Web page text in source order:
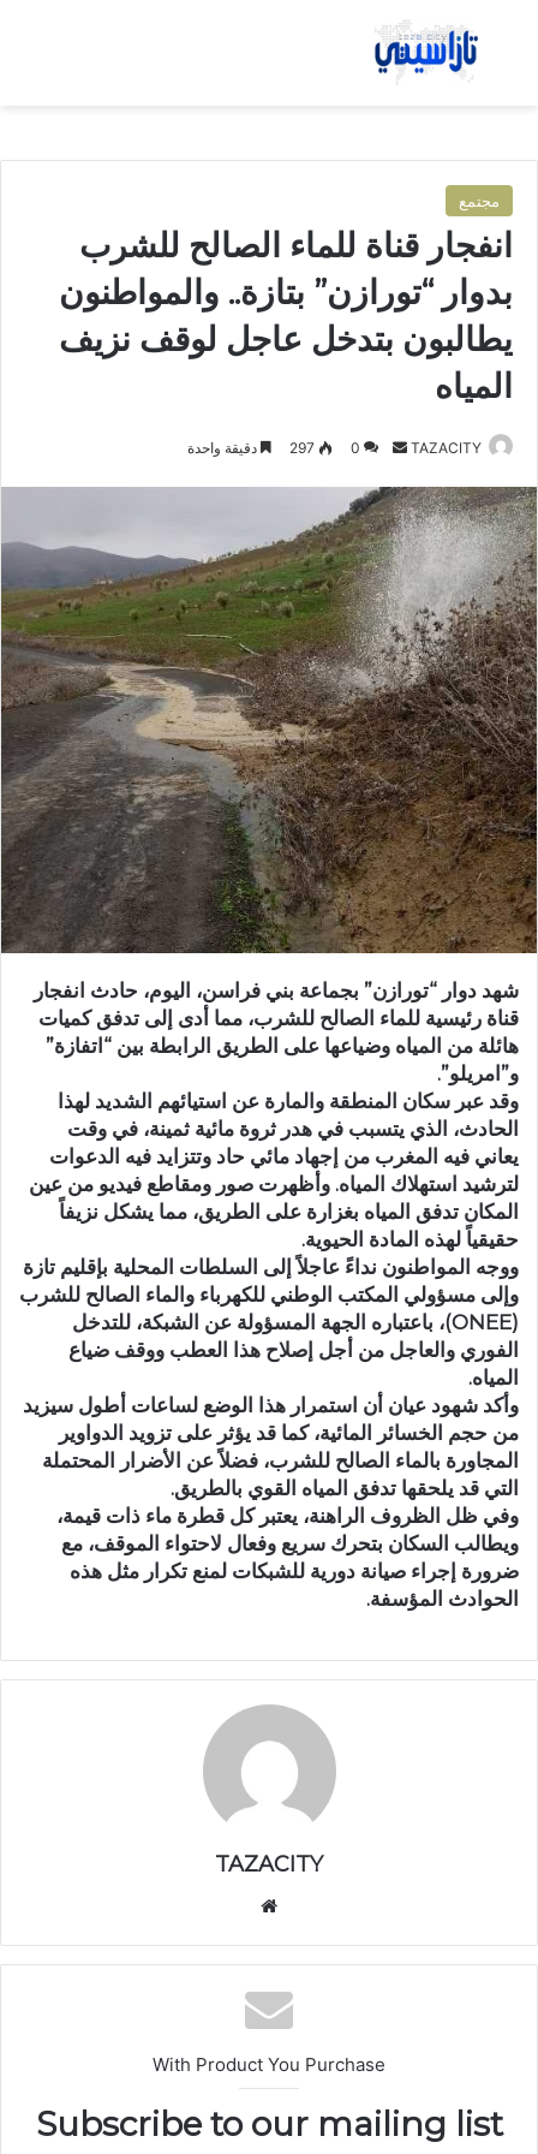
بحث عن
مجتمع
انفجار قناة للماء الصالح للشرب
بدوار “تورازن” بتازة.. والمواطنون
يطالبون بتدخل عاجل لوقف نزيف
المياه
TAZACITY
س
ل
ب
ر
ي
د
ا
إ
ل
ك
ت
ر
و
ن
ي
ا
0
297 دقيقة واحدة
شهد دوار “تورازن” بجماعة بني فراسن، اليوم، حادث انفجار
قناة رئيسية للماء الصالح للشرب، مما أدى إلى تدفق كميات
هائلة من المياه وضياعها على الطريق الرابطة بين “اتفازة”
و”امريلو”.
وقد عبر سكان المنطقة والمارة عن استيائهم الشديد لهذا
الحادث، الذي يتسبب في هدر ثروة مائية ثمينة، في وقت
يعاني فيه المغرب من إجهاد مائي حاد وتتزايد فيه الدعوات
لترشيد استهلاك المياه. وأظهرت صور ومقاطع فيديو من عين
المكان تدفق المياه بغزارة على الطريق، مما يشكل نزيفاً
حقيقياً لهذه المادة الحيوية.
ووجه المواطنون نداءً عاجلاً إلى السلطات المحلية بإقليم تازة
وإلى مسؤولي المكتب الوطني للكهرباء والماء الصالح للشرب
(ONEE)، باعتباره الجهة المسؤولة عن الشبكة، للتدخل
الفوري والعاجل من أجل إصلاح هذا العطب ووقف ضياع
المياه.
وأكد شهود عيان أن استمرار هذا الوضع لساعات أطول سيزيد
من حجم الخسائر المائية، كما قد يؤثر على تزويد الدواوير
المجاورة بالماء الصالح للشرب، فضلاً عن الأضرار المحتملة
التي قد يلحقها تدفق المياه القوي بالطريق.
وفي ظل الظروف الراهنة، يعتبر كل قطرة ماء ذات قيمة،
ويطالب السكان بتحرك سريع وفعال لاحتواء الموقف، مع
ضرورة إجراء صيانة دورية للشبكات لمنع تكرار مثل هذه
الحوادث المؤسفة.
TAZACITY
الوي
ب
With Product You Purchase
Subscribe to our mailing list